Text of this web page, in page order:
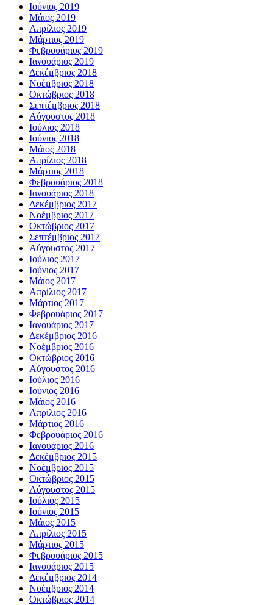
Ιούνιος 2019
Μάιος 2019
Απρίλιος 2019
Μάρτιος 2019
Φεβρουάριος 2019
Ιανουάριος 2019
Δεκέμβριος 2018
Νοέμβριος 2018
Οκτώβριος 2018
Σεπτέμβριος 2018
Αύγουστος 2018
Ιούλιος 2018
Ιούνιος 2018
Μάιος 2018
Απρίλιος 2018
Μάρτιος 2018
Φεβρουάριος 2018
Ιανουάριος 2018
Δεκέμβριος 2017
Νοέμβριος 2017
Οκτώβριος 2017
Σεπτέμβριος 2017
Αύγουστος 2017
Ιούλιος 2017
Ιούνιος 2017
Μάιος 2017
Απρίλιος 2017
Μάρτιος 2017
Φεβρουάριος 2017
Ιανουάριος 2017
Δεκέμβριος 2016
Νοέμβριος 2016
Οκτώβριος 2016
Αύγουστος 2016
Ιούλιος 2016
Ιούνιος 2016
Μάιος 2016
Απρίλιος 2016
Μάρτιος 2016
Φεβρουάριος 2016
Ιανουάριος 2016
Δεκέμβριος 2015
Νοέμβριος 2015
Οκτώβριος 2015
Αύγουστος 2015
Ιούλιος 2015
Ιούνιος 2015
Μάιος 2015
Απρίλιος 2015
Μάρτιος 2015
Φεβρουάριος 2015
Ιανουάριος 2015
Δεκέμβριος 2014
Νοέμβριος 2014
Οκτώβριος 2014